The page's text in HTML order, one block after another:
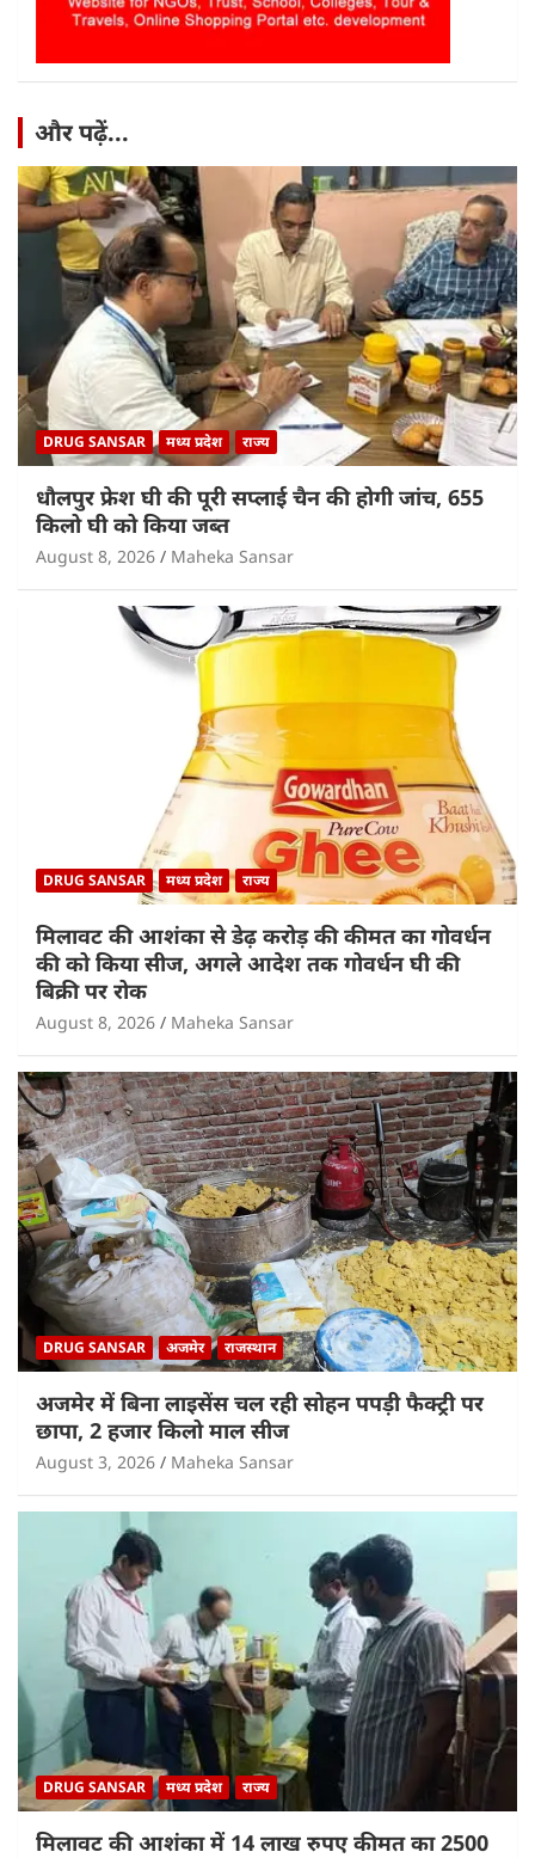
और पढ़ें...
DRUG SANSAR मध्य प्रदेश राज्य
धौलपुर फ्रेश घी की पूरी सप्लाई चैन की होगी जांच, 655
किलो घी को किया जब्त
August 8, 2026 Maheka Sansar
DRUG SANSAR मध्य प्रदेश राज्य
मिलावट की आशंका से डेढ़ करोड़ की कीमत का गोवर्धन
की को किया सीज, अगले आदेश तक गोवर्धन घी की
बिक्री पर रोक
August 8, 2026 Maheka Sansar
DRUG SANSAR अजमेर राजस्थान
अजमेर में बिना लाइसेंस चल रही सोहन पपड़ी फैक्ट्री पर
छापा, 2 हजार किलो माल सीज
August 3, 2026 Maheka Sansar
DRUG SANSAR मध्य प्रदेश राज्य
मिलावट की आशंका में 14 लाख रुपए कीमत का 2500